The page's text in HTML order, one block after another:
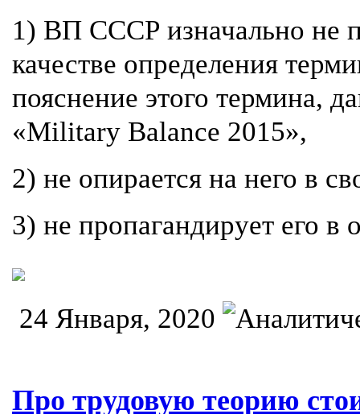
1) ВП СССР изначально не
качестве определения
пояснение этого термина,
«Military Balance 2015»,
2) не опирается на него в
3) не пропагандирует его в
24 Января, 2020
Про трудовую теорию